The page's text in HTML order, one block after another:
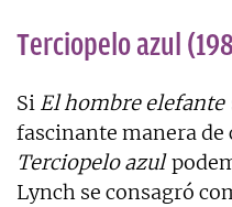
Terciopelo azul
Si El hombre elefante
fascinante manera
Terciopelo azul
Lynch se consagró